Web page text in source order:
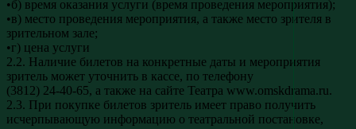
•б) время оказания услуги (время проведения мероприятия);
•в) место проведения мероприятия, а также место зрителя в
зрительном зале;
•г) цена услуги
2.2. Наличие билетов на конкретные даты и мероприятия
зритель может уточнить в кассе, по телефону
(3812) 24-40-65, а также на сайте Театра www.omskdrama.ru.
2.3. При покупке билетов зритель имеет право получить
исчерпывающую информацию о театральной постановке,